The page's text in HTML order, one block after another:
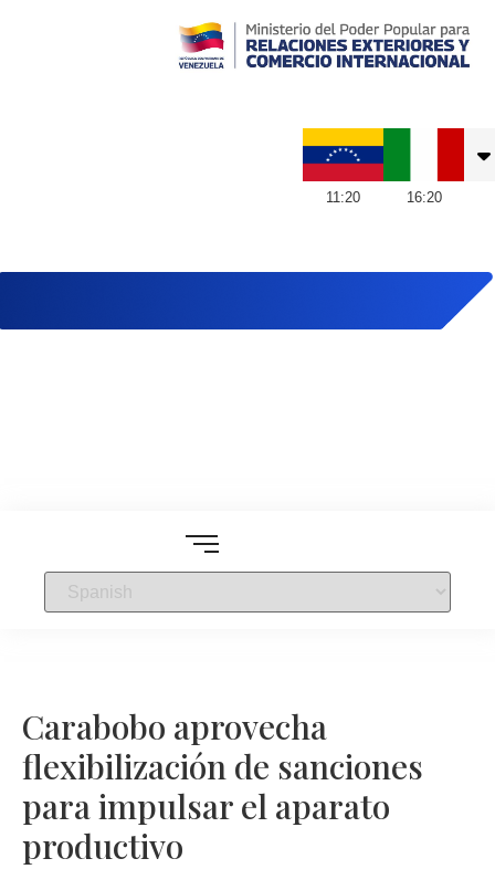
11 :20 16:20
Carabobo aprovecha
flexibilización de sanciones
para impulsar el aparato
productivo